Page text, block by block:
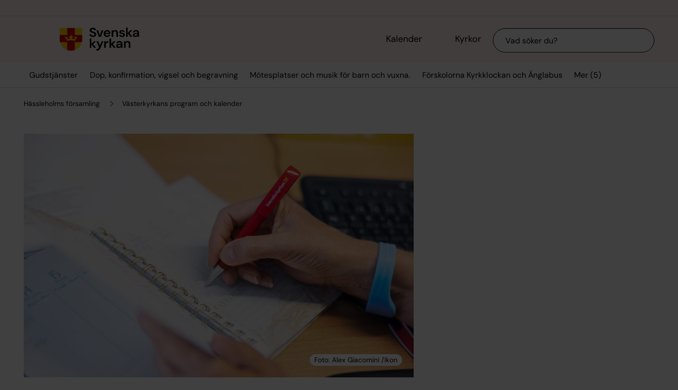
Kalender Kyrkor Sök
Gudstjänster Dop, konfirmation, vigsel och begravning Mötesplatser och musik för barn och vuxna. Förskolorna Kyrkklockan och Änglabus Mer (5)
Hässleholms församling Västerkyrkans program och kalender